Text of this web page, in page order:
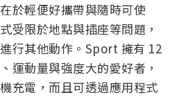
於輕便好攜帶與隨時可使
受限於地點與插座等問題，
行其他動作。Sport 擁有 12
運動量與強度大的愛好者，
充電，而且可透過應用程式